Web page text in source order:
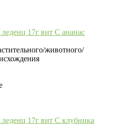
17г вит C ананас
животного/
17г вит C клубника